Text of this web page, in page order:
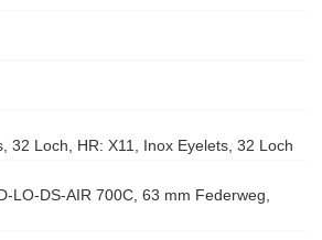
32 Loch, HR: X11, Inox Eyelets, 32 Loch
LO-DS-AIR 700C, 63 mm Federweg,